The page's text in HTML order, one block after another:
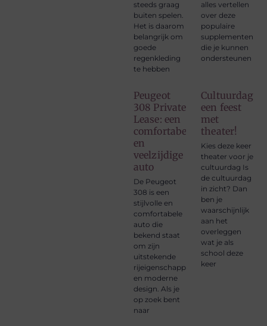
steeds graag
buiten spelen.
Het is daarom
belangrijk om
goede
regenkleding
te hebben
alles vertellen
over deze
populaire
supplementen
die je kunnen
ondersteunen
Peugeot
308 Private
Lease: een
comfortabele
en
veelzijdige
auto
De Peugeot
308 is een
stijlvolle en
comfortabele
auto die
bekend staat
om zijn
uitstekende
rijeigenschappen
en moderne
design. Als je
op zoek bent
naar
Cultuurdag,
een feest
met
theater!
Kies deze keer
theater voor je
cultuurdag Is
de cultuurdag
in zicht? Dan
ben je
waarschijnlijk
aan het
overleggen
wat je als
school deze
keer